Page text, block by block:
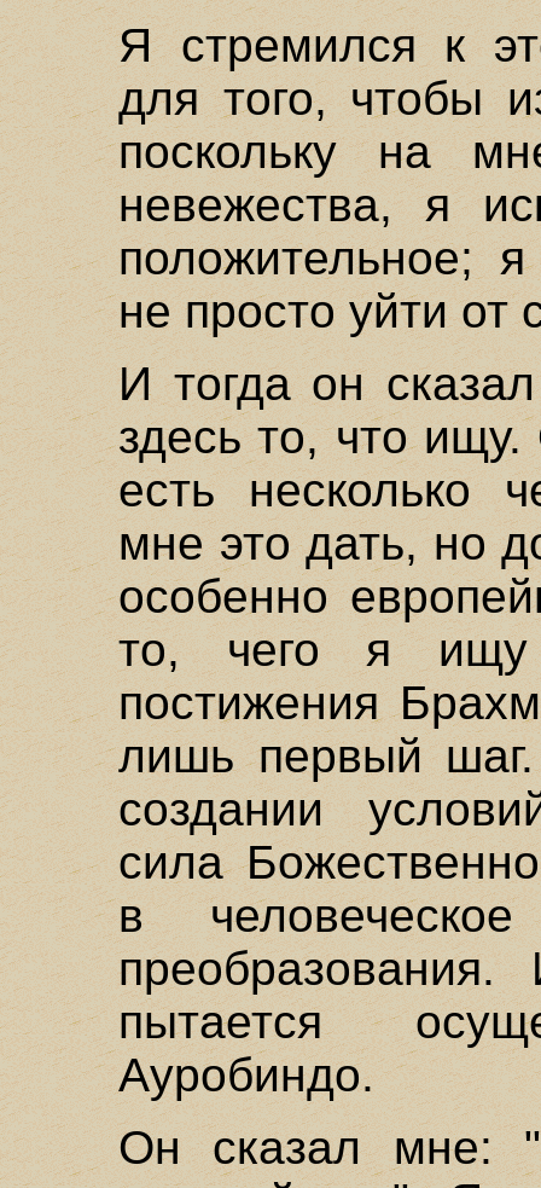
Я стремился к
для того, чтобы
поскольку на
невежества, я
положительное;
не просто уйти от
И тогда он
здесь то, что
есть несколько
мне это дать, но
особенно
то, чего я ищу
постижения
лишь первый
создании
сила
в
пытается
Ауробиндо.
Он сказал мне: